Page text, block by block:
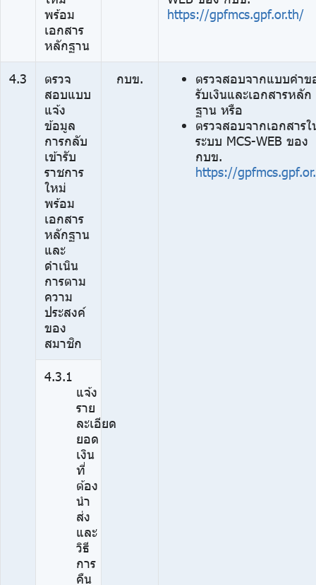
พร้อม
เอกสาร
หลักฐาน
https://gpfmcs.gpf.or.th/
4.3
ตรวจ
สอบแบบ
แจ้ง
ข้อมูล
การกลับ
เข้ารับ
ราชการ
ใหม่
พร้อม
เอกสาร
หลักฐาน
และ
ดำเนิน
การตาม
ความ
ประสงค์
ของ
สมาชิก
กบข.
ตรวจสอบจากแบบคำข
รับเงินและเอกสารหลัก
ฐาน หรือ
ตรวจสอบจากเอกสารใ
ระบบ MCS-WEB ของ
กบข.
https://
4.3.1
แจ้ง
ราย
ละเอียด
ยอด
เงิน
ที่
ต้อง
นำ
ส่ง
และ
วิธี
การ
คืน